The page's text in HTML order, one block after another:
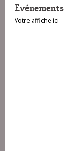
Votre affiche ici